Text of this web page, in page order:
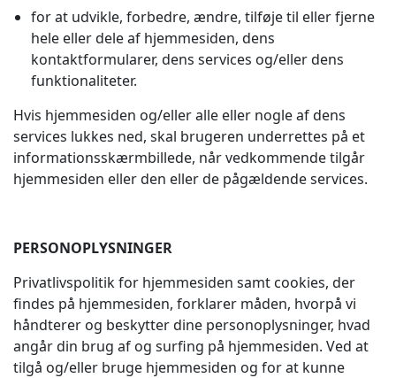
for at udvikle, forbedre, ændre, tilføje til eller fjerne
hele eller dele af hjemmesiden, dens
kontaktformularer, dens services og/eller dens
funktionaliteter.
Hvis hjemmesiden og/eller alle eller nogle af dens
services lukkes ned, skal brugeren underrettes på et
informationsskærmbillede, når vedkommende tilgår
hjemmesiden eller den eller de pågældende services.
PERSONOPLYSNINGER
Privatlivspolitik for hjemmesiden samt cookies, der
findes på hjemmesiden, forklarer måden, hvorpå vi
håndterer og beskytter dine personoplysninger, hvad
angår din brug af og surfing på hjemmesiden. Ved at
tilgå og/eller bruge hjemmesiden og for at kunne